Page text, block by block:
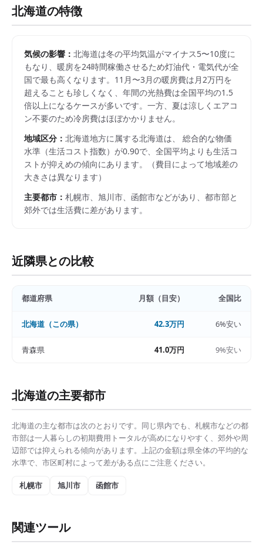
北海道の特徴
気候の影響： 北海道は冬の平均気温がマイナス5〜10度に
もなり、暖房を24時間稼働させるため灯油代・電気代が全
国で最も高くなります。11月〜3月の暖房費は月2万円を
超えることも珍しくなく、年間の光熱費は全国平均の1.5
倍以上になるケースが多いです。一方、夏は涼しくエアコ
ン不要のため冷房費はほぼかかりません。
地域区分： 北海道地方に属する北海道は、 総合的な物価
水準（生活コスト指数）が0.90で、 全国平均よりも生活コ
ストが抑えめの傾向にあります。
（費目によって地域差の
大きさは異なります）
主要都市： 札幌市、旭川市、函館市などがあり、都市部と
郊外では生活費に差があります。
近隣県との比較
都道府県 月額（目安） 全国比
北海道 （この県） 42.3万円 6%安い
青森県 41.0万円 9%安い
北海道の主要都市
北海道の主な都市は次のとおりです。同じ県内でも、 札幌市などの都
市部は一人暮らしの初期費用トータルが高めになりやすく、郊外や周
辺部では抑えられる傾向があります。上記の金額は県全体の平均的な
水準で、市区町村によって差がある点にご注意ください。
札幌市 旭川市 函館市
関連ツール